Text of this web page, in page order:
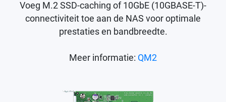
Voeg M.2 SSD-caching of 10GbE (10GBASE-T)-
connectiviteit toe aan de NAS voor optimale
prestaties en bandbreedte.
Meer informatie: QM2